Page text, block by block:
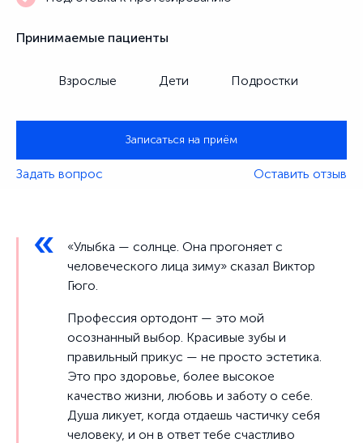
Принимаемые пациенты
Взрослые Дети Подростки
Записаться на приём
Задать вопрос Оставить отзыв
«Улыбка — солнце. Она прогоняет с
человеческого лица зиму» сказал Виктор
Гюго.
Профессия ортодонт — это мой
осознанный выбор. Красивые зубы и
правильный прикус — не просто эстетика.
Это про здоровье, более высокое
качество жизни, любовь и заботу о себе.
Душа ликует, когда отдаешь частичку себя
человеку, и он в ответ тебе счастливо